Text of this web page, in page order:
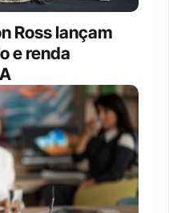
Ross lançam
e renda